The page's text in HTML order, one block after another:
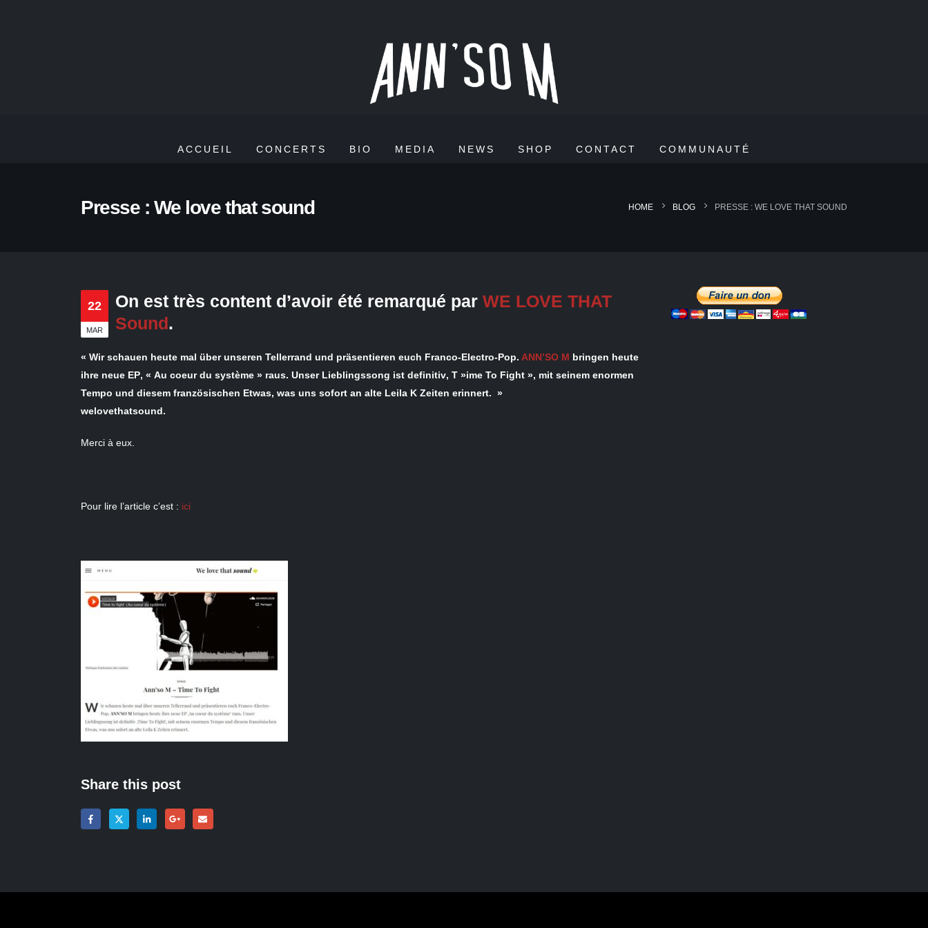
ACCUEIL CONCERTS BIO MEDIA NEWS SHOP CONTACT COMMUNAUTÉ
Presse : We love that sound HOME BLOG PRESSE : WE LOVE THAT SOUND
22
MAR
On est très content d’avoir été remarqué par WE LOVE THAT
Sound.
« Wir schauen heute mal über unseren Tellerrand und präsentieren euch Franco-Electro-Pop. ANN’SO M bringen heute
ihre neue EP‚ « Au coeur du système » raus. Unser Lieblingssong ist definitiv‚ T »ime To Fight », mit seinem enormen
Tempo und diesem französischen Etwas, was uns sofort an alte Leila K Zeiten erinnert. »
welovethatsound.
Merci à eux.
Pour lire l’article c’est : ici
Share this post